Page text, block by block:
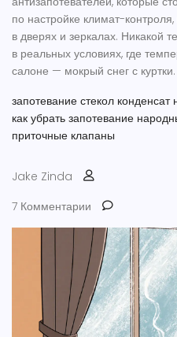
по настройке климат-
в дверях и зеркалах. Никакой
в реальных условиях, где
салоне — мокрый снег с куртки.
запотевание стекол конденсат
как убрать запотевание
приточные клапаны
Jake Zinda
7 Комментарии